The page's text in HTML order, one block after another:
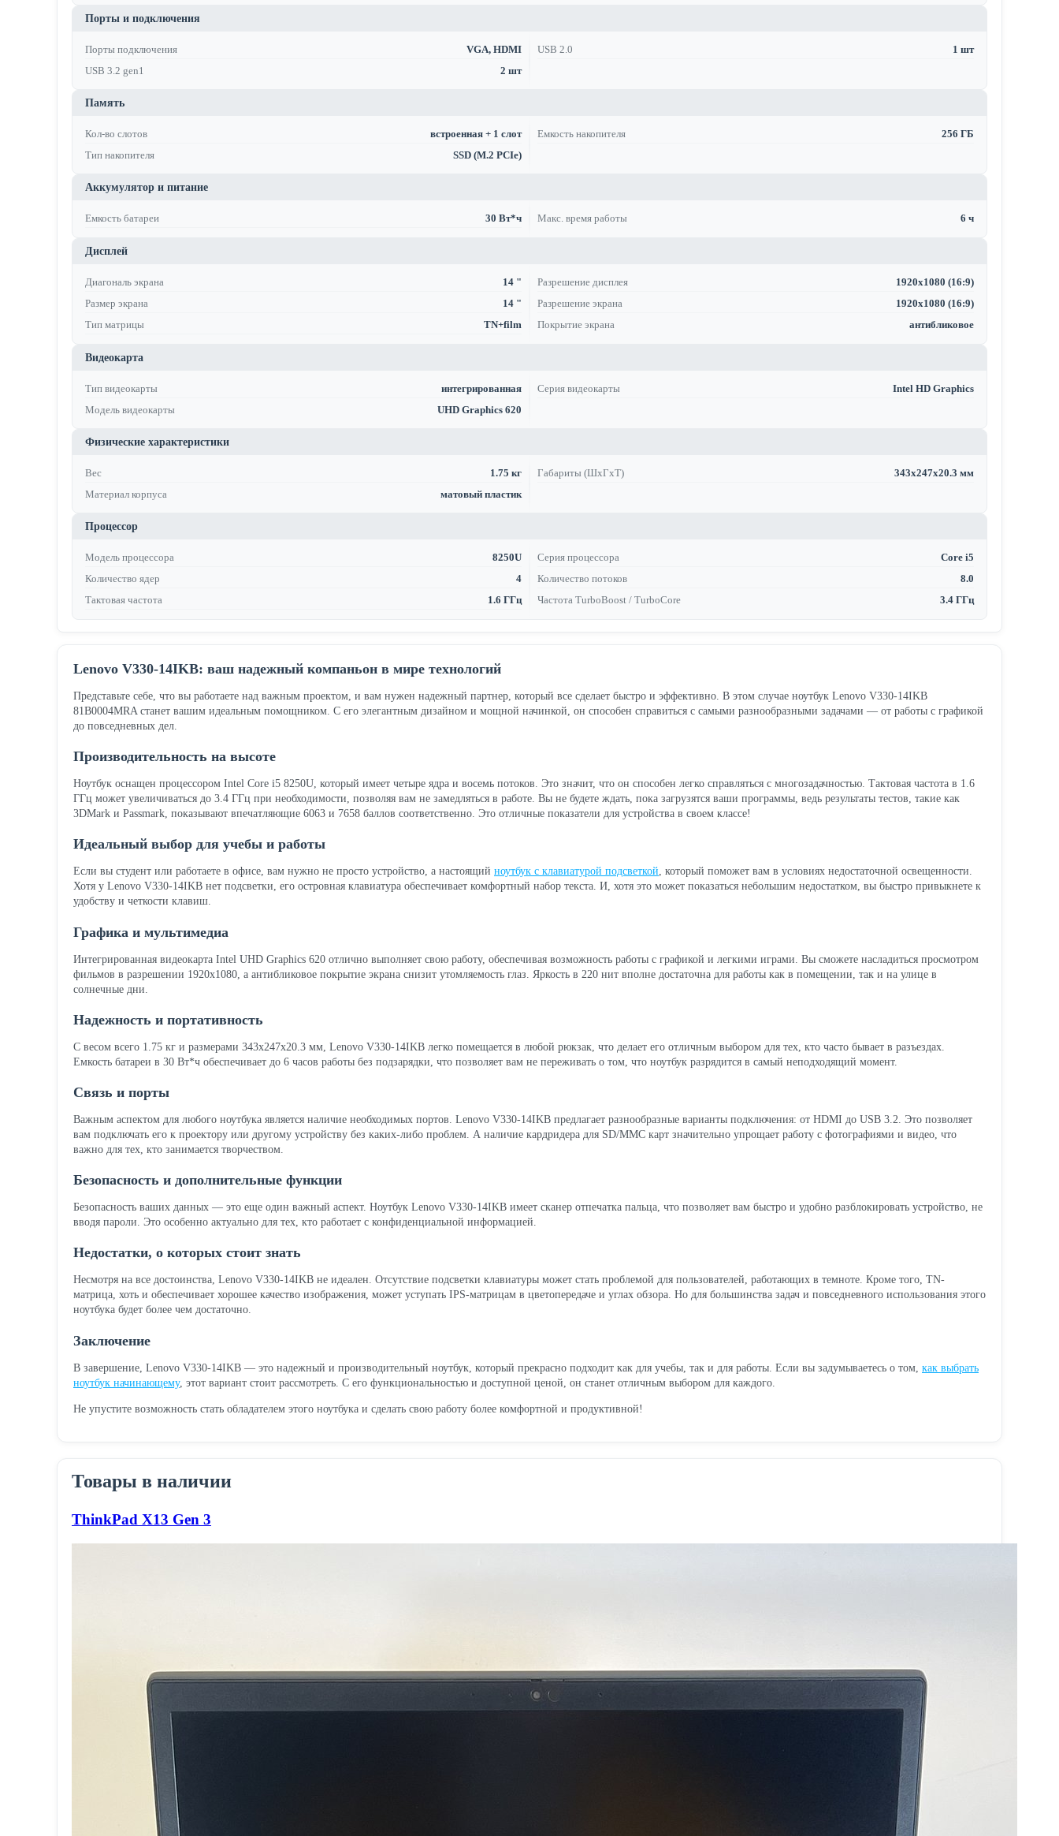
Порты и подключения
Порты подключения VGA, HDMI USB 2.0
1 шт
USB 3.2 gen1
2 шт
Память
Кол-во слотов встроенная + 1 слот Емкость накопителя
256 ГБ
Тип накопителя
SSD (M.2 PCIe)
Аккумулятор и питание
Емкость батареи 30 Вт*ч Макс. время работы 6 ч
Дисплей
Диагональ экрана 14 " Разрешение дисплея
1920x1080 (16:9)
Размер экрана
14 " Разрешение экрана
1920x1080 (16:9)
Тип матрицы
TN+film Покрытие экрана антибликовое
Видеокарта
Тип видеокарты интегрированная Серия видеокарты
Intel HD Graphics
Модель видеокарты
UHD Graphics 620
Физические характеристики
Вес 1.75 кг Габариты (ШхГхТ)
343x247x20.3 мм
Материал корпуса
матовый пластик
Процессор
Модель процессора 8250U Серия процессора
Core i5
Количество ядер
4 Количество потоков
8.0
Тактовая частота
1.6 ГГц Частота TurboBoost / TurboCore 3.4 ГГц
Lenovo V330-14IKB: ваш надежный компаньон в мире технологий
Представьте себе, что вы работаете над важным проектом, и вам нужен надежный партнер, который все сделает быстро и эффективно. В этом случае ноутбук Lenovo V330-14IKB
81B0004MRA станет вашим идеальным помощником. С его элегантным дизайном и мощной начинкой, он способен справиться с самыми разнообразными задачами — от работы с графикой
до повседневных дел.
Производительность на высоте
Ноутбук оснащен процессором Intel Core i5 8250U, который имеет четыре ядра и восемь потоков. Это значит, что он способен легко справляться с многозадачностью. Тактовая частота в 1.6
ГГц может увеличиваться до 3.4 ГГц при необходимости, позволяя вам не замедляться в работе. Вы не будете ждать, пока загрузятся ваши программы, ведь результаты тестов, такие как
3DMark и Passmark, показывают впечатляющие 6063 и 7658 баллов соответственно. Это отличные показатели для устройства в своем классе!
Идеальный выбор для учебы и работы
Если вы студент или работаете в офисе, вам нужно не просто устройство, а настоящий ноутбук с клавиатурой подсветкой, который поможет вам в условиях недостаточной освещенности.
Хотя у Lenovo V330-14IKB нет подсветки, его островная клавиатура обеспечивает комфортный набор текста. И, хотя это может показаться небольшим недостатком, вы быстро привыкнете к
удобству и четкости клавиш.
Графика и мультимедиа
Интегрированная видеокарта Intel UHD Graphics 620 отлично выполняет свою работу, обеспечивая возможность работы с графикой и легкими играми. Вы сможете насладиться просмотром
фильмов в разрешении 1920x1080, а антибликовое покрытие экрана снизит утомляемость глаз. Яркость в 220 нит вполне достаточна для работы как в помещении, так и на улице в
солнечные дни.
Надежность и портативность
С весом всего 1.75 кг и размерами 343x247x20.3 мм, Lenovo V330-14IKB легко помещается в любой рюкзак, что делает его отличным выбором для тех, кто часто бывает в разъездах.
Емкость батареи в 30 Вт*ч обеспечивает до 6 часов работы без подзарядки, что позволяет вам не переживать о том, что ноутбук разрядится в самый неподходящий момент.
Связь и порты
Важным аспектом для любого ноутбука является наличие необходимых портов. Lenovo V330-14IKB предлагает разнообразные варианты подключения: от HDMI до USB 3.2. Это позволяет
вам подключать его к проектору или другому устройству без каких-либо проблем. А наличие кардридера для SD/MMC карт значительно упрощает работу с фотографиями и видео, что
важно для тех, кто занимается творчеством.
Безопасность и дополнительные функции
Безопасность ваших данных — это еще один важный аспект. Ноутбук Lenovo V330-14IKB имеет сканер отпечатка пальца, что позволяет вам быстро и удобно разблокировать устройство, не
вводя пароли. Это особенно актуально для тех, кто работает с конфиденциальной информацией.
Недостатки, о которых стоит знать
Несмотря на все достоинства, Lenovo V330-14IKB не идеален. Отсутствие подсветки клавиатуры может стать проблемой для пользователей, работающих в темноте. Кроме того, TN-
матрица, хоть и обеспечивает хорошее качество изображения, может уступать IPS-матрицам в цветопередаче и углах обзора. Но для большинства задач и повседневного использования этого
ноутбука будет более чем достаточно.
Заключение
В завершение, Lenovo V330-14IKB — это надежный и производительный ноутбук, который прекрасно подходит как для учебы, так и для работы. Если вы задумываетесь о том, как выбрать
ноутбук начинающему, этот вариант стоит рассмотреть. С его функциональностью и доступной ценой, он станет отличным выбором для каждого.
Не упустите возможность стать обладателем этого ноутбука и сделать свою работу более комфортной и продуктивной!
Товары в наличии
ThinkPad X13 Gen 3